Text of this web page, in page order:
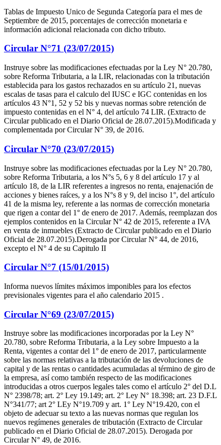
Tablas de Impuesto Unico de Segunda Categoría para el mes de
Septiembre de 2015, porcentajes de corrección monetaria e
información adicional relacionada con dicho tributo.
Circular N°71 (23/07/2015)
Instruye sobre las modificaciones efectuadas por la Ley N° 20.780,
sobre Reforma Tributaria, a la LIR, relacionadas con la tributación
establecida para los gastos rechazados en su artículo 21, nuevas
escalas de tasas para el calculo del IUSC e IGC contenidas en los
artículos 43 N°1, 52 y 52 bis y nuevas normas sobre retención de
impuesto contenidas en el N° 4, del artículo 74 LIR. (Extracto de
Circular publicado en el Diario Oficial de 28.07.2015).Modificada y
complementada por Circular N° 39, de 2016.
Circular N°70 (23/07/2015)
Instruye sobre las modificaciones efectuadas por la Ley N° 20.780,
sobre Reforma Tributaria, a los N°s 5, 6 y 8 del artículo 17 y al
artículo 18, de la LIR referentes a ingresos no renta, enajenación de
acciones y bienes raíces, y a los N°s 8 y 9, del inciso 1°, del artículo
41 de la misma ley, referente a las normas de corrección monetaria
que rigen a contar del 1° de enero de 2017. Además, reemplazan dos
ejemplos contenidos en la Circular N° 42 de 2015, referente a IVA
en venta de inmuebles (Extracto de Circular publicado en el Diario
Oficial de 28.07.2015).Derogada por Circular N° 44, de 2016,
excepto el N° 4 de su Capitulo II
Circular N°7 (15/01/2015)
Informa nuevos límites máximos imponibles para los efectos
previsionales vigentes para el año calendario 2015 .
Circular N°69 (23/07/2015)
Instruye sobre las modificaciones incorporadas por la Ley N°
20.780, sobre Reforma Tributaria, a la Ley sobre Impuesto a la
Renta, vigentes a contar del 1° de enero de 2017, particularmente
sobre las normas relativas a la tributación de las devoluciones de
capital y de las rentas o cantidades acumuladas al término de giro de
la empresa, así como también respecto de las modificaciones
introducidas a otros cuerpos legales tales como el artículo 2° del D.L
N° 2398/78; art. 2° Ley 19.149; art. 2° Ley N° 18.398; art. 23 D.F.L
N°341/77; art 2° LEy N°19.709 y art. 1° Ley N°19.420, con el
objeto de adecuar su texto a las nuevas normas que regulan los
nuevos regímenes generales de tributación (Extracto de Circular
publicado en el Diario Oficial de 28.07.2015). Derogada por
Circular N° 49, de 2016.